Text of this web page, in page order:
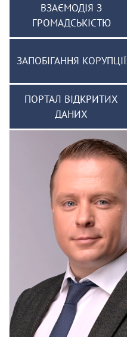
ВЗАЄМОДІЯ З
ГРОМАДСЬКІСТЮ
ЗАПОБІГАННЯ КОРУПЦІЇ
ПОРТАЛ ВІДКРИТИХ
ДАНИХ